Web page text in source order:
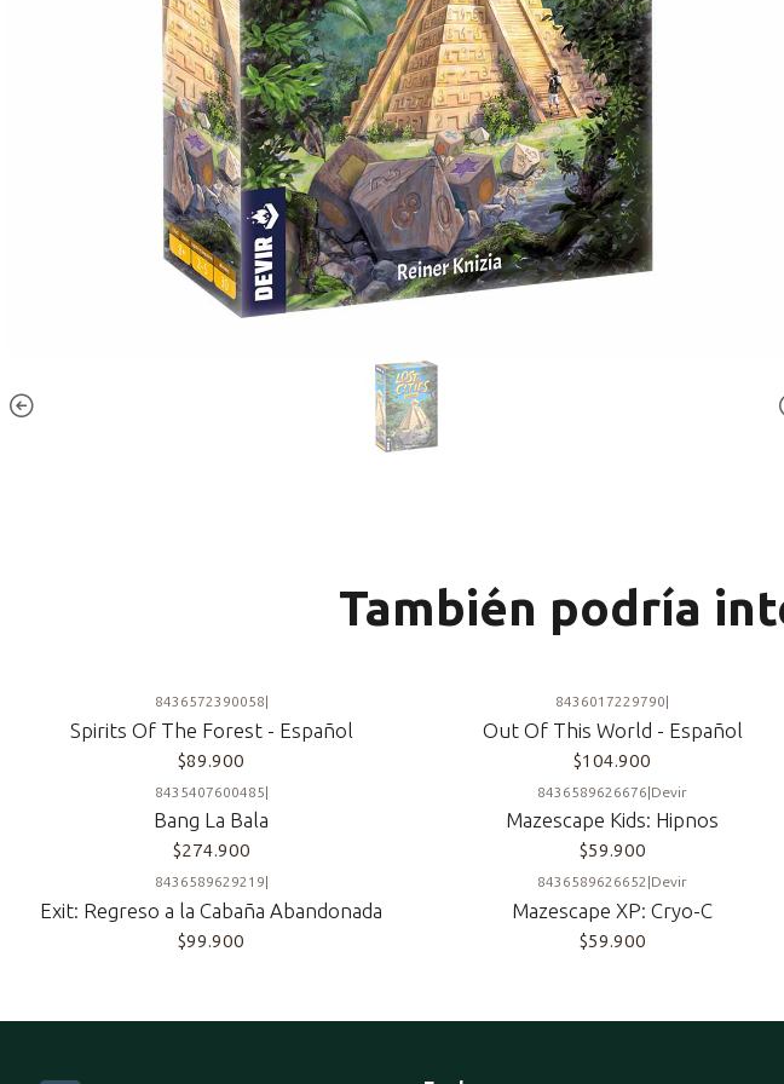
También podría
8436572390058
Spirits Of The Forest - Español
$89.900
8436017229790
Out Of This World - Español
$104.900
8435407600485|
Bang La Bala
$274.900
8436589626676|Devir
Mazescape Kids: Hipnos
$59.900
8436589629219
Exit: Regreso a la Cabaña Abandonada
$99.900
8436589626652 Devir
Mazescape XP: Cryo-C
$59.900